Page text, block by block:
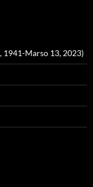
1941-Marso 13, 2023)